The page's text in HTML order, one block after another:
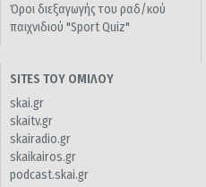
Όροι διεξαγωγής του ραδ/κού
παιχνιδιού "Sport Quiz"
SITES ΤΟΥ ΟΜΙΛΟΥ
skai.gr
skaitv.gr
skairadio.gr
skaikairos.gr
podcast.skai.gr